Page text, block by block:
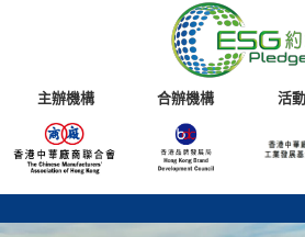
主辦機構 合辦機構 活